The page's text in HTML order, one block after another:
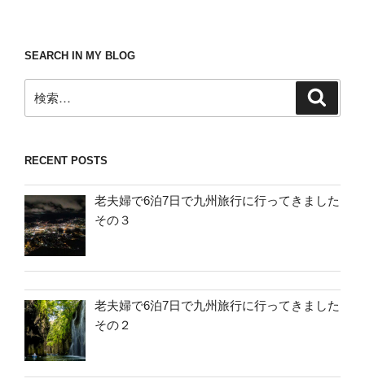
SEARCH IN MY BLOG
索:
RECENT POSTS
老夫婦で6泊7日で九州旅行に行ってきました
その３
老夫婦で6泊7日で九州旅行に行ってきました
その２